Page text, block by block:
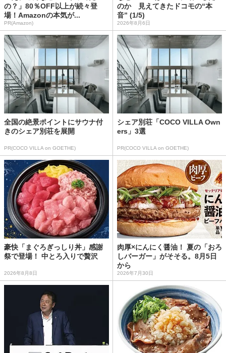
の？」80％OFF以上が続々登
場！Amazonの本気が...
PR(Amazon)
のか 見えてきたドコモの“本
音” (1/5)
2026年8月6日
全国の絶景ポイントにサウナ付
きのシェア別荘を展開
PR(COCO VILLA on GOETHE)
シェア別荘「COCO VILLA Own
ers」3選
PR(COCO VILLA on GOETHE)
豪快「まぐろぎっしり丼」感謝
祭で登場！ 中とろ入りで贅沢
2026年8月8日
肉厚×にんにく醤油！ 夏の「おろ
しバーガー」がそそる。8月5日
から
2026年7月30日